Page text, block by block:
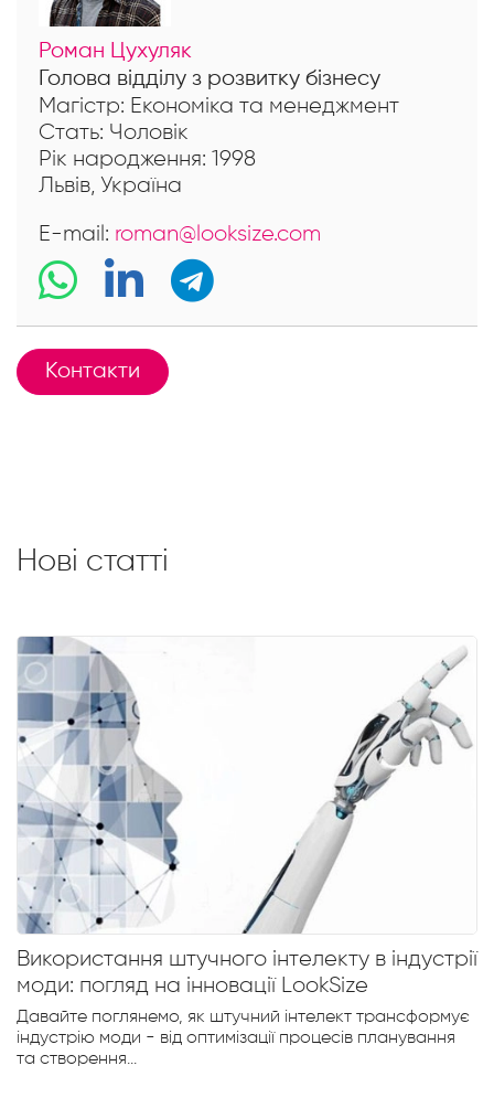
Роман Цухуляк
Голова відділу з розвитку бізнесу
Магістр: Економіка та менеджмент
Стать: Чоловік
Рік народження: 1998
Львів, Україна
E-mail: roman@looksize.com
Контакти
Нові статті
Калькулятор розмірів одягу: Ваш
незамінний інструмент для ідеальної
посадки та впевненого шопінгу в інтернеті |
Looksize
Зі зростанням популярності онлайн-шопінгу, інтернет-